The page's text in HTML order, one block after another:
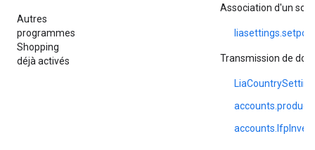
Autres
programmes
Shopping
déjà activés
Association d'un
Transmission de